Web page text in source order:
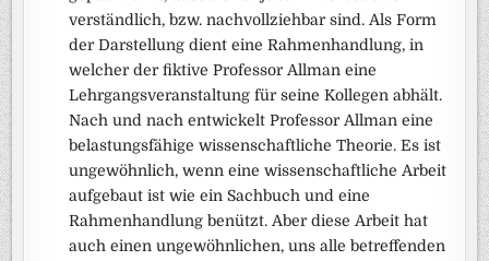
verständlich, bzw. nachvollziehbar sind. Als Form
der Darstellung dient eine Rahmenhandlung, in
welcher der fiktive Professor Allman eine
Lehrgangsveranstaltung für seine Kollegen abhält.
Nach und nach entwickelt Professor Allman eine
belastungsfähige wissenschaftliche Theorie. Es ist
ungewöhnlich, wenn eine wissenschaftliche Arbeit
aufgebaut ist wie ein Sachbuch und eine
Rahmenhandlung benützt. Aber diese Arbeit hat
auch einen ungewöhnlichen, uns alle betreffenden